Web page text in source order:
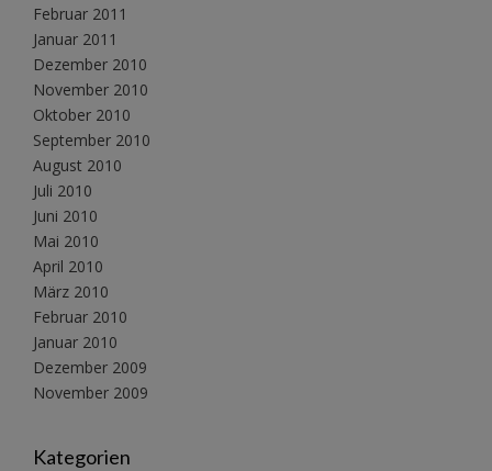
Februar 2011
Januar 2011
Dezember 2010
November 2010
Oktober 2010
September 2010
August 2010
Juli 2010
Juni 2010
Mai 2010
April 2010
März 2010
Februar 2010
Januar 2010
Dezember 2009
November 2009
Kategorien